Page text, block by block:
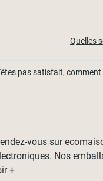
Quelles
pas satisfait, comment
vous sur
Nos
+